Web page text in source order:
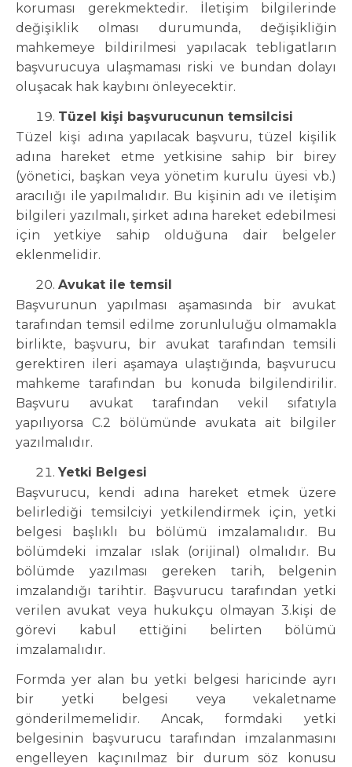
koruması gerekmektedir. İletişim bilgilerinde
değişiklik olması durumunda, değişikliğin
mahkemeye bildirilmesi yapılacak tebligatların
başvurucuya ulaşmaması riski ve bundan dolayı
oluşacak hak kaybını önleyecektir.
Tüzel kişi başvurucunun temsilcisi
Tüzel kişi adına yapılacak başvuru, tüzel kişilik
adına hareket etme yetkisine sahip bir birey
(yönetici, başkan veya yönetim kurulu üyesi vb.)
aracılığı ile yapılmalıdır. Bu kişinin adı ve iletişim
bilgileri yazılmalı, şirket adına hareket edebilmesi
için yetkiye sahip olduğuna dair belgeler
eklenmelidir.
Avukat ile temsil
Başvurunun yapılması aşamasında bir avukat
tarafından temsil edilme zorunluluğu olmamakla
birlikte, başvuru, bir avukat tarafından temsili
gerektiren ileri aşamaya ulaştığında, başvurucu
mahkeme tarafından bu konuda bilgilendirilir.
Başvuru avukat tarafından vekil sıfatıyla
yapılıyorsa C.2 bölümünde avukata ait bilgiler
yazılmalıdır.
Yetki Belgesi
Başvurucu, kendi adına hareket etmek üzere
belirlediği temsilciyi yetkilendirmek için, yetki
belgesi başlıklı bu bölümü imzalamalıdır. Bu
bölümdeki imzalar ıslak (orijinal) olmalıdır. Bu
bölümde yazılması gereken tarih, belgenin
imzalandığı tarihtir. Başvurucu tarafından yetki
verilen avukat veya hukukçu olmayan 3.kişi de
görevi kabul ettiğini belirten bölümü
imzalamalıdır.
Formda yer alan bu yetki belgesi haricinde ayrı
bir yetki belgesi veya vekaletname
gönderilmemelidir. Ancak, formdaki yetki
belgesinin başvurucu tarafından imzalanmasını
engelleyen kaçınılmaz bir durum söz konusu